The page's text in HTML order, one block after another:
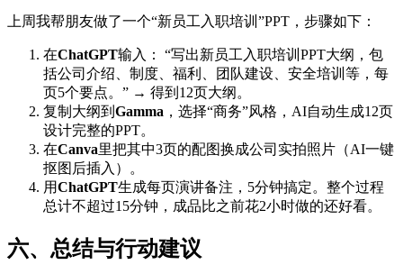
上周我帮朋友做了一个“新员工入职培训”PPT，步骤如下：
在ChatGPT输入： “写出新员工入职培训PPT大纲，包
括公司介绍、制度、福利、团队建设、安全培训等，每
页5个要点。” → 得到12页大纲。
复制大纲到 Gamma ，选择“商务”风格，AI自动生成12页
设计完整的PPT。
在Canva里把其中3页的配图换成公司实拍照片（AI一键
抠图后插入）。
用ChatGPT生成每页演讲备注，5分钟搞定。整个过程
总计不超过15分钟，成品比之前花2小时做的还好看。
六、总结与行动建议